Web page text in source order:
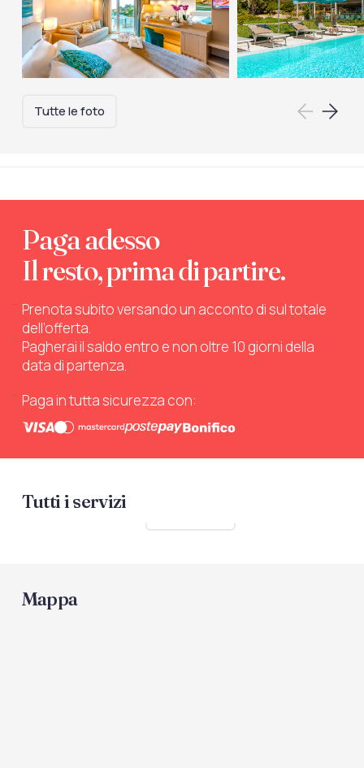
Tutte le foto
Paga adesso
Il resto, prima di partire.
Prenota subito versando un acconto di sul totale
dell’offerta.
Pagherai il saldo entro e non oltre 10 giorni della
data di partenza.
Paga in tutta sicurezza con:
Tutti i servizi
Mappa